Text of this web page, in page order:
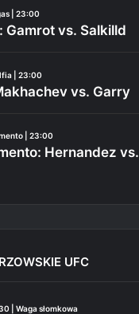
| 23:00
Gamrot vs. Salkilld
| 23:00
vs. Garry
| 23:00
Hernandez vs.
UFC
| Waga słomkowa